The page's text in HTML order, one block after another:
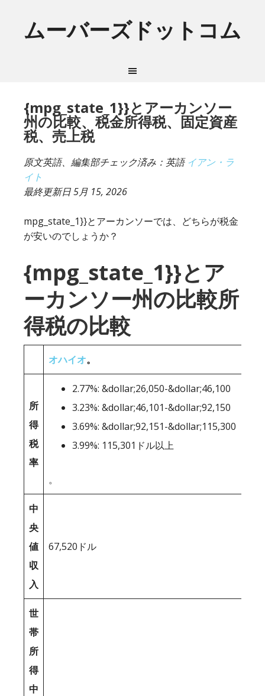
ムーバーズドットコム
{mpg_state_1}}とアーカンソー
州の比較、税金所得税、固定資産
税、売上税
原文英語、編集部チェック済み：英語イアン・ラ
イト
最終更新日5月 15, 2026
mpg_state_1}}とアーカンソーでは、どちらが税金
が安いのでしょうか？
{mpg_state_1}}とア
ーカンソー州の比較所
得税の比較
オハイオ。
所
得
税
率
2.77%: &dollar;26,050-&dollar;46,100
3.23%: &dollar;46,101-&dollar;92,150
3.69%: &dollar;92,151-&dollar;115,300
3.99%: 115,301ドル以上
。
中
央
値
収
入
67,520ドル
世
帯
所
得
中